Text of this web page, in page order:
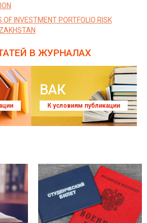
OF INVESTMENT PORTFOLIO RISK
В ЖУРНАЛАХ
ВАК
К условиям публикации